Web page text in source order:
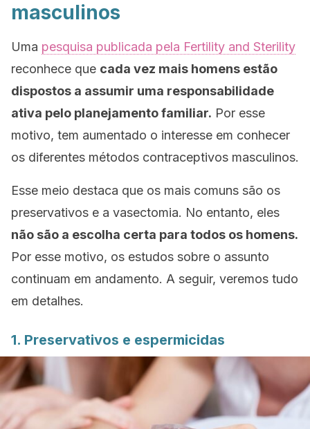
masculinos
Uma pesquisa publicada pela Fertility and Sterility
reconhece que cada vez mais homens estão
dispostos a assumir uma responsabilidade
ativa pelo planejamento familiar. Por esse
motivo, tem aumentado o interesse em conhecer
os diferentes métodos contraceptivos masculinos.
Esse meio destaca que os mais comuns são os
preservativos e a vasectomia. No entanto, eles
não são a escolha certa para todos os homens.
Por esse motivo, os estudos sobre o assunto
continuam em andamento. A seguir, veremos tudo
em detalhes.
1. Preservativos e espermicidas